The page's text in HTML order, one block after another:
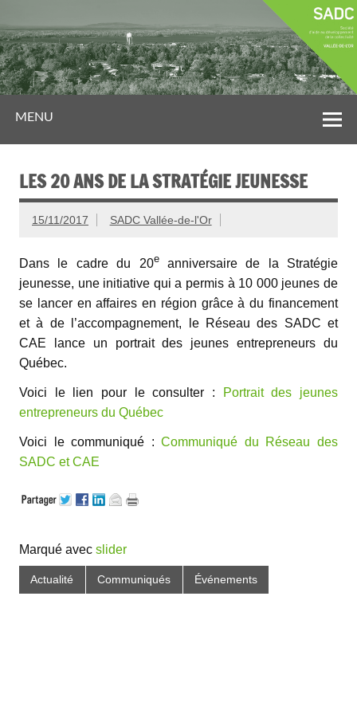
MENU
LES 20 ANS DE LA STRATÉGIE JEUNESSE
15/11/2017 SADC Vallée-de-l'Or
Dans le cadre du 20eanniversaire de la Stratégie
jeunesse, une initiative qui a permis à 10 000 jeunes de
se lancer en affaires en région grâce à du financement
et à de l’accompagnement, le Réseau des SADC et
CAE lance un portrait des jeunes entrepreneurs du
Québec.
Voici le lien pour le consulter :
Portrait des jeunes
entrepreneurs du Québec
Voici le communiqué :Communiqué du Réseau des
SADC et CAE
Marqué avec slider
Actualité Communiqués Événements